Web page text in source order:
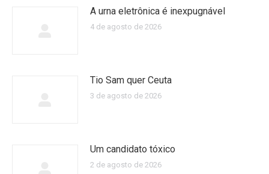
A urna eletrônica é inexpugnável
4 de agosto de 2026
Tio Sam quer Ceuta
3 de agosto de 2026
Um candidato tóxico
2 de agosto de 2026